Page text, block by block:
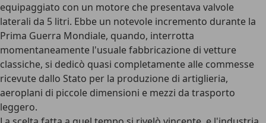
equipaggiato con un motore che presentava valvole
laterali da 5 litri. Ebbe un notevole incremento durante la
Prima Guerra Mondiale, quando, interrotta
momentaneamente l'usuale fabbricazione di vetture
classiche, si dedicò quasi completamente alle commesse
ricevute dallo Stato per la produzione di artiglieria,
aeroplani di piccole dimensioni e mezzi da trasporto
leggero.